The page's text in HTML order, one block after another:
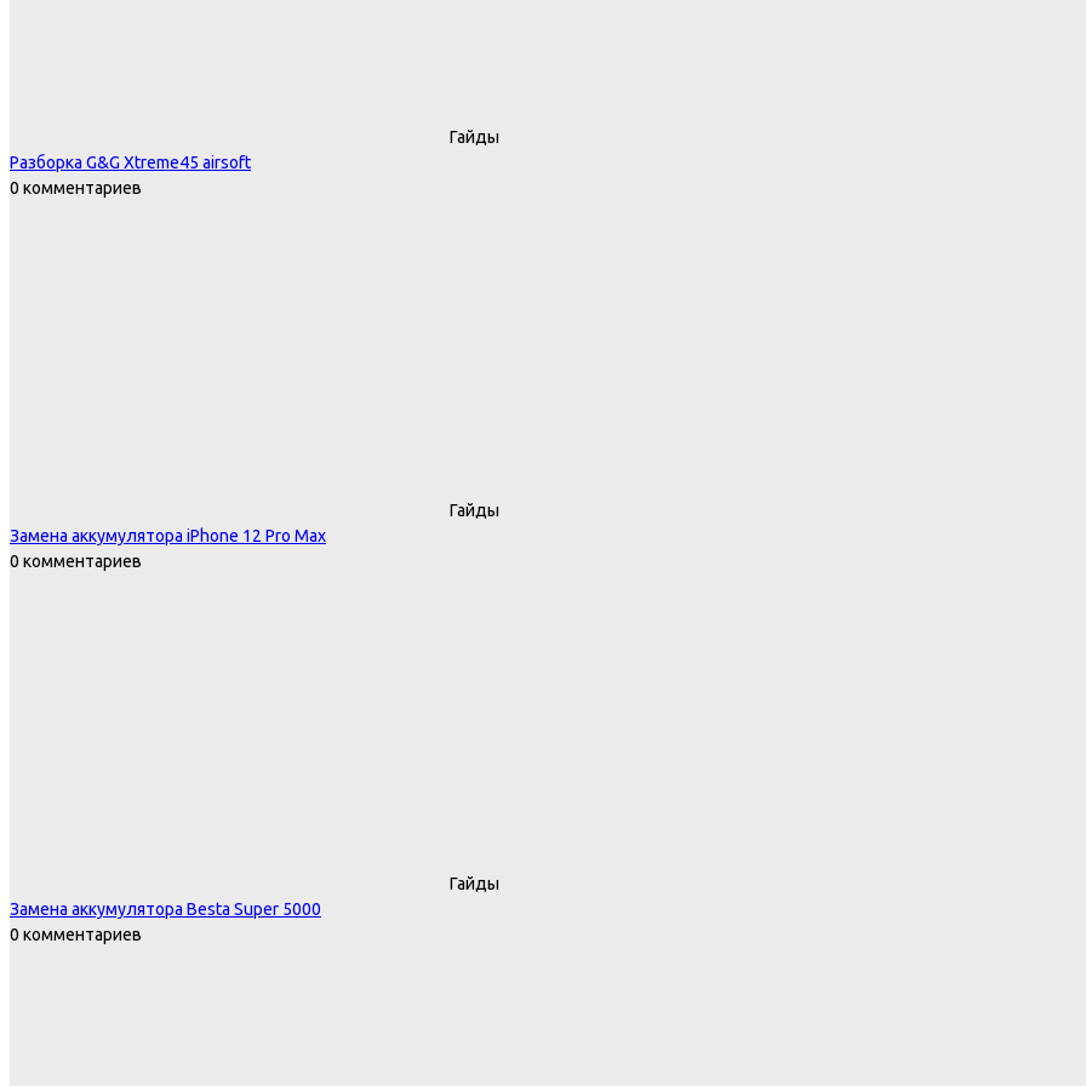
Гайды
Разборка G&G Xtreme45 airsoft
0 комментариев
Гайды
Замена аккумулятора iPhone 12 Pro Max
0 комментариев
Гайды
Замена аккумулятора Besta Super 5000
0 комментариев